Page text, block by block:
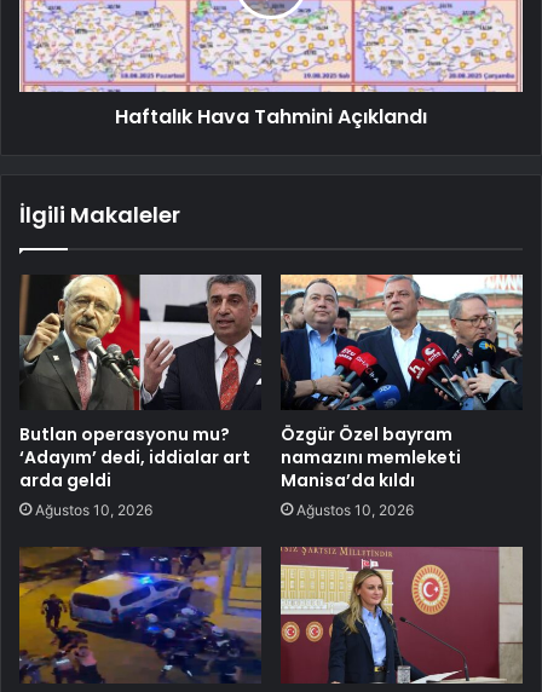
Haftalık Hava Tahmini Açıklandı
İlgili Makaleler
Butlan operasyonu mu?
‘Adayım’ dedi, iddialar art
arda geldi
Ağustos 10, 2026
Özgür Özel bayram
namazını memleketi
Manisa’da kıldı
Ağustos 10, 2026